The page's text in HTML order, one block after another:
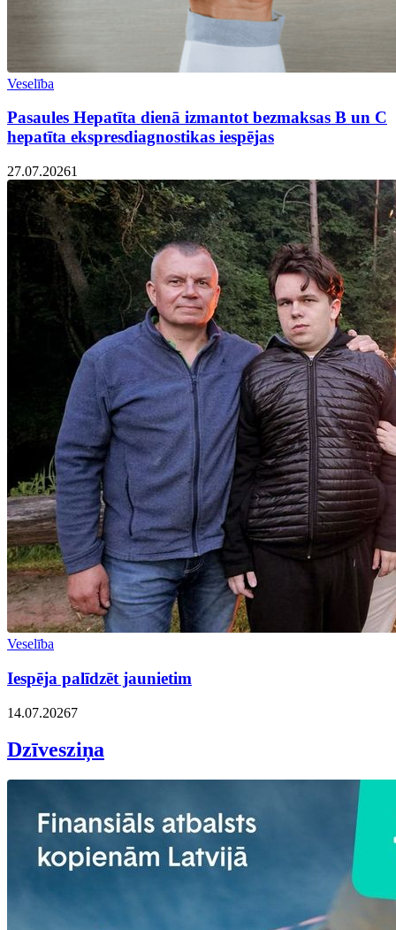
Veselība
Pasaules Hepatīta dienā izmantot bezmaksas B un C
hepatīta ekspresdiagnostikas iespējas
27.07.20261
Veselība
Iespēja palīdzēt jaunietim
14.07.20267
Dzīvesziņa